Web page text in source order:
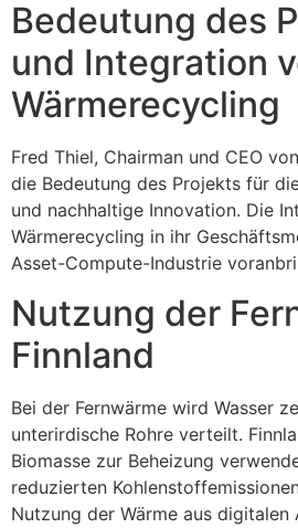
Bedeutung des
und Integration
Wärmerecycling
Fred Thiel, Chairman und CEO
die Bedeutung des Projekts für
und nachhaltige Innovation. Die
Wärmerecycling in ihr
Asset-Compute-Industrie
Nutzung der
Finnland
Bei der Fernwärme wird Wasser
unterirdische Rohre verteilt.
Biomasse zur Beheizung
reduzierten
Nutzung der Wärme aus digitalen